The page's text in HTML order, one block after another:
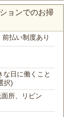
ョンでのお掃
前払い制度あり
な日に働くこと
択)
所、リビン